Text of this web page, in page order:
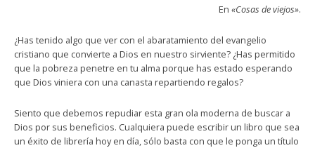
En «Cosas de viejos».
¿Has tenido algo que ver con el abaratamiento del evangelio
cristiano que convierte a Dios en nuestro sirviente? ¿Has permitido
que la pobreza penetre en tu alma porque has estado esperando
que Dios viniera con una canasta repartiendo regalos?
Siento que debemos repudiar esta gran ola moderna de buscar a
Dios por sus beneficios. Cualquiera puede escribir un libro que sea
un éxito de librería hoy en día, sólo basta con que le ponga un título